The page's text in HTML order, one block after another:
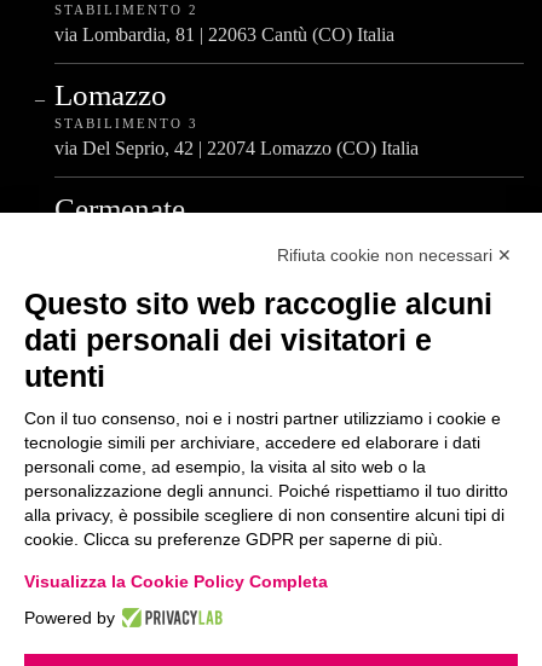
STABILIMENTO 2
via Lombardia, 81 | 22063 Cantù (CO) Italia
Lomazzo
STABILIMENTO 3
via Del Seprio, 42 | 22074 Lomazzo (CO) Italia
Cermenate
via A. De Gasperi, 4 | 22072 Cermenate (CO) Italia
Centralino Unico
WHISTLEBLOWING PRIVACY POLICY COOKIE POLICY
POLITICA AZIENDALE CODICE ETICO
Euroscatola S.p.A. a socio unico
Società soggetta a direzione e coordinamento di Maestrale S.r.l.
Rifiuta cookie non necessari ✕
Questo sito web raccoglie alcuni
dati personali dei visitatori e
utenti
Con il tuo consenso, noi e i nostri partner utilizziamo i cookie e
tecnologie simili per archiviare, accedere ed elaborare i dati
personali come, ad esempio, la visita al sito web o la
personalizzazione degli annunci. Poiché rispettiamo il tuo diritto
alla privacy, è possibile scegliere di non consentire alcuni tipi di
cookie. Clicca su preferenze GDPR per saperne di più.
Visualizza la Cookie Policy Completa
Powered by